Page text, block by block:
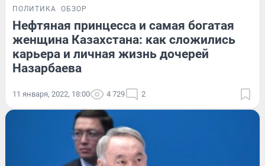
ПОЛИТИКА ОБЗОР
Нефтяная принцесса и самая богатая
женщина Казахстана: как сложились
карьера и личная жизнь дочерей
Назарбаева
11 января, 2022, 18:00 4 729 2